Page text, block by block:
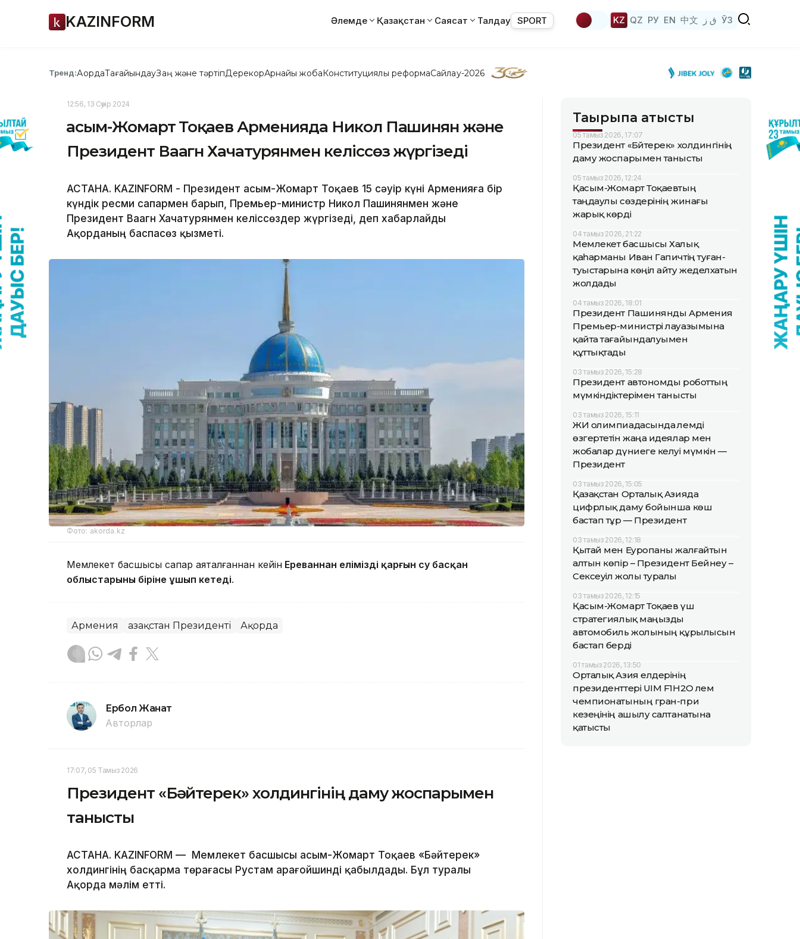
KAZINFORM Әлемде Қазақстан Саясат Талдау SPORT KZ QZ РУ EN 中文 ق ز ЎЗ
Тренд:АқордаТағайындауЗаң және тәртіпДерекқорАрнайы жобаКонституциялық реформаСайлау-2026
12:56, 13 Сәуір 2024
Қасым-Жомарт Тоқаев Арменияда Никол Пашинян және
Президент Ваагн Хачатурянмен келіссөз жүргізеді
АСТАНА. KAZINFORM - Президент Қасым-Жомарт Тоқаев 15 сәуір күні Арменияға бір
күндік ресми сапармен барып, Премьер-министр Никол Пашинянмен және
Президент Ваагн Хачатурянмен келіссөздер жүргізеді, деп хабарлайды
Ақорданың баспасөз қызметі.
Фото: akorda.kz
Мемлекет басшысы сапар аяқталғаннан кейін Ереваннан еліміздің қарғын су басқан
облыстарының біріне ұшып кетеді.
Армения Қазақстан Президенті Ақорда
Ербол Жанат
Авторлар
17:07, 05 Тамыз 2026
Президент «Бәйтерек» холдингінің даму жоспарымен
танысты
АСТАНА. KAZINFORM — Мемлекет басшысы Қасым-Жомарт Тоқаев «Бәйтерек»
холдингінің басқарма төрағасы Рустам Қарағойшинді қабылдады. Бұл туралы
Ақорда мәлім етті.
Тақырыпқа қатысты
05 тамыз 2026, 17:07
Президент «Бәйтерек» холдингінің
даму жоспарымен танысты
05 тамыз 2026, 12:24
Қасым-Жомарт Тоқаевтың
таңдаулы сөздерінің жинағы
жарық көрді
04 тамыз 2026, 21:22
Мемлекет басшысы Халық
қаһарманы Иван Гапичтің туған-
туыстарына көңіл айту жеделхатын
жолдады
04 тамыз 2026, 18:01
Президент Пашинянды Армения
Премьер-министрі лауазымына
қайта тағайындалуымен
құттықтады
03 тамыз 2026, 15:28
Президент автономды роботтың
мүмкіндіктерімен танысты
03 тамыз 2026, 15:11
ЖИ олимпиадасында әлемді
өзгертетін жаңа идеялар мен
жобалар дүниеге келуі мүмкін —
Президент
03 тамыз 2026, 15:05
Қазақстан Орталық Азияда
цифрлық даму бойынша көш
бастап тұр — Президент
03 тамыз 2026, 12:18
Қытай мен Еуропаны жалғайтын
алтын көпір – Президент Бейнеу –
Сексеуіл жолы туралы
03 тамыз 2026, 12:15
Қасым-Жомарт Тоқаев үш
стратегиялық маңызды
автомобиль жолының құрылысын
бастап берді
01 тамыз 2026, 13:50
Орталық Азия елдерінің
президенттері UIM F1H2O әлем
чемпионатының гран-при
кезеңінің ашылу салтанатына
қатысты